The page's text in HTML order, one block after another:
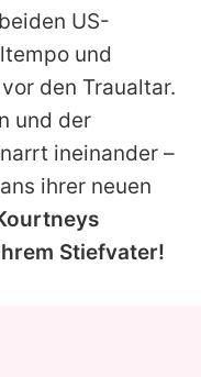
US-
und
den Traualtar.
und der
ineinander –
ihrer neuen
Stiefvater!